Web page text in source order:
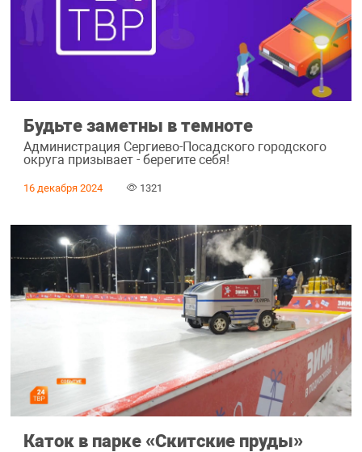
Будьте заметны в темноте
Администрация Сергиево-Посадского городского
округа призывает - берегите себя!
16 декабря 2024 1321
Каток в парке «Скитские пруды»